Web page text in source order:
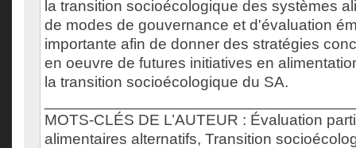
la transition socioécologique des systèmes
de modes de gouvernance et d'évaluation
importante afin de donner des stratégies
en oeuvre de futures initiatives en
la transition socioécologique du SA.
MOTS-CLÉS DE L’AUTEUR : Évaluation
alimentaires alternatifs, Transition